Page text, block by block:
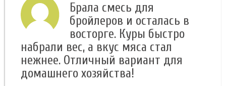
Брала смесь для
бройлеров и осталась в
восторге. Куры быстро
набрали вес, а вкус мяса стал
нежнее. Отличный вариант для
домашнего хозяйства!